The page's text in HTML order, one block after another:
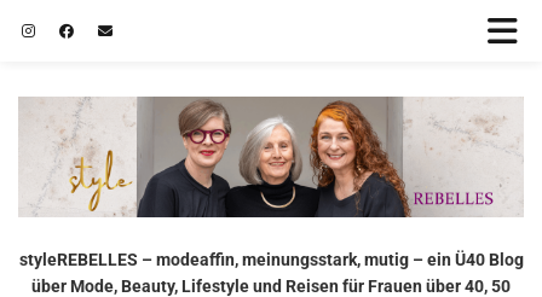
styleREBELLES – modeaffin, meinungsstark, mutig – ein Ü40 Blog
über Mode, Beauty, Lifestyle und Reisen für Frauen über 40, 50